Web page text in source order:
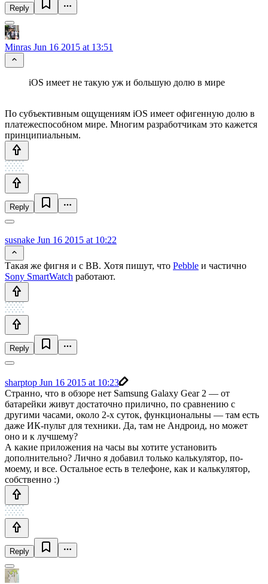
Reply
Minras Jun 16 2015 at 13:51
iOS имеет не такую уж и большую долю в мире
По субъективным ощущениям iOS имеет офигенную долю в
платежеспособном мире. Многим разработчикам это кажется
принципиальным.
Reply
susnake Jun 16 2015 at 10:22
Такая же фигня и с BB. Хотя пишут, что Pebble и частично
Sony SmartWatch работают.
Reply
sharptop Jun 16 2015 at 10:23
Странно, что в обзоре нет Samsung Galaxy Gear 2 — от
батарейки живут достаточно прилично, по сравнению с
другими часами, около 2-х суток, функциональны — там есть
даже ИК-пульт для техники. Да, там не Андроид, но может
оно и к лучшему?
А какие приложения на часы вы хотите установить
дополнительно? Лично я добавил только калькулятор, по-
моему, и все. Остальное есть в телефоне, как и калькулятор,
собственно :)
Reply